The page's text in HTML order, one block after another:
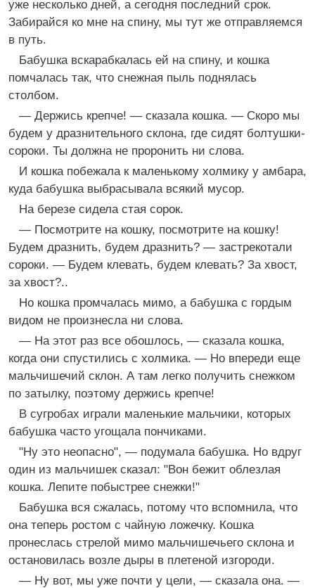
уже несколько дней, а сегодня последний срок.
Забирайся ко мне на спину, мы тут же отправляемся
в путь.
Бабушка вскарабкалась ей на спину, и кошка
помчалась так, что снежная пыль поднялась
столбом.
— Держись крепче! — сказала кошка. — Скоро мы
будем у дразнительного склона, где сидят болтушки-
сороки. Ты должна не проронить ни слова.
И кошка побежала к маленькому холмику у амбара,
куда бабушка выбрасывала всякий мусор.
На березе сидела стая сорок.
— Посмотрите на кошку, посмотрите на кошку!
Будем дразнить, будем дразнить? — застрекотали
сороки. — Будем клевать, будем клевать? За хвост,
за хвост?..
Но кошка промчалась мимо, а бабушка с гордым
видом не произнесла ни слова.
— На этот раз все обошлось, — сказала кошка,
когда они спустились с холмика. — Но впереди еще
мальчишечий склон. А там легко получить снежком
по затылку, поэтому держись крепче!
В сугробах играли маленькие мальчики, которых
бабушка часто угощала пончиками.
"Ну это неопасно", — подумала бабушка. Но вдруг
один из мальчишек сказал: "Вон бежит облезлая
кошка. Лепите побыстрее снежки!"
Бабушка вся сжалась, потому что вспомнила, что
она теперь ростом с чайную ложечку. Кошка
пронеслась стрелой мимо мальчишечьего склона и
остановилась возле дыры в плетеной изгороди.
— Ну вот, мы уже почти у цели, — сказала она. —